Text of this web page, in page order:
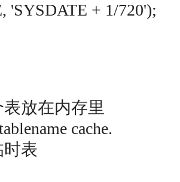
'SYSDATE + 1/720');
放在内存里
cache.
时表